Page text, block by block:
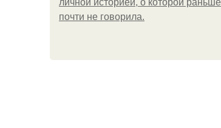
личной историей, о которой раньше
почти не говорила.